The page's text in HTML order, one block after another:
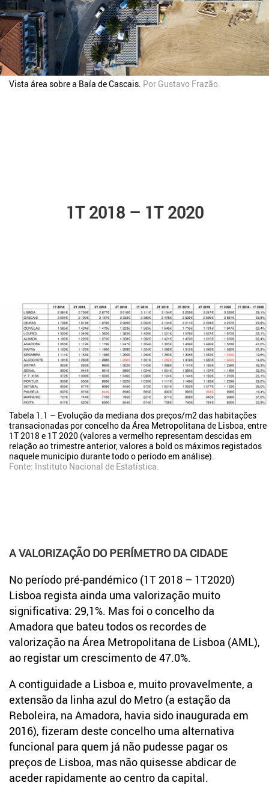
Vista área sobre a Baía de Cascais. Por Gustavo Frazão.
1T 2018 – 1T 2020
Tabela 1.1 – Evolução da mediana dos preços/m2 das habitações
transacionadas por concelho da Área Metropolitana de Lisboa, entre
1T 2018 e 1T 2020 (valores a vermelho representam descidas em
relação ao trimestre anterior, valores a bold os máximos registados
naquele município durante todo o período em análise).
Fonte: Instituto Nacional de Estatística
A VALORIZAÇÃO DO PERÍMETRO DA CIDADE
No período pré-pandémico (1T 2018 – 1T2020)
Lisboa regista ainda uma valorização muito
significativa: 29,1%. Mas foi o concelho da
Amadora que bateu todos os recordes de
valorização na Área Metropolitana de Lisboa (AML),
ao registar um crescimento de 47.0%.
A contiguidade a Lisboa e, muito provavelmente, a
extensão da linha azul do Metro (a estação da
Reboleira, na Amadora, havia sido inaugurada em
2016), fizeram deste concelho uma alternativa
funcional para quem já não pudesse pagar os
preços de Lisboa, mas não quisesse abdicar de
aceder rapidamente ao centro da capital.